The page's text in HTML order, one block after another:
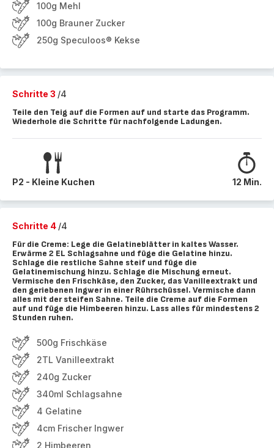
100g Mehl
100g Brauner Zucker
250g Speculoos® Kekse
Schritte 3 /4
Teile den Teig auf die Formen auf und starte das Programm.
Wiederhole die Schritte für nachfolgende Ladungen.
P2 - Kleine Kuchen 12 Min.
Schritte 4 /4
Für die Creme: Lege die Gelatineblätter in kaltes Wasser.
Erwärme 2 EL Schlagsahne und füge die Gelatine hinzu.
Schlage die restliche Sahne steif und füge die
Gelatinemischung hinzu. Schlage die Mischung erneut.
Vermische den Frischkäse, den Zucker, das Vanilleextrakt und
den geriebenen Ingwer in einer Rührschüssel. Vermische dann
alles mit der steifen Sahne. Teile die Creme auf die Formen
auf und füge die Himbeeren hinzu. Lass alles für mindestens 2
Stunden ruhen.
500g Frischkäse
2TL Vanilleextrakt
240g Zucker
340ml Schlagsahne
4 Gelatine
4cm Frischer Ingwer
2 Himbeeren